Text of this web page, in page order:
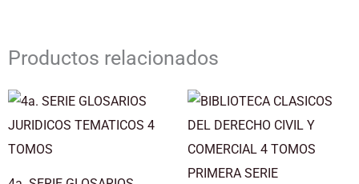
Productos relacionados